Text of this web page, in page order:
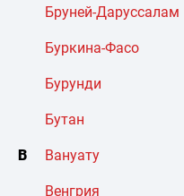
Бруней-Даруссалам
Буркина-Фасо
Бурунди
Бутан
В Вануату
Венгрия